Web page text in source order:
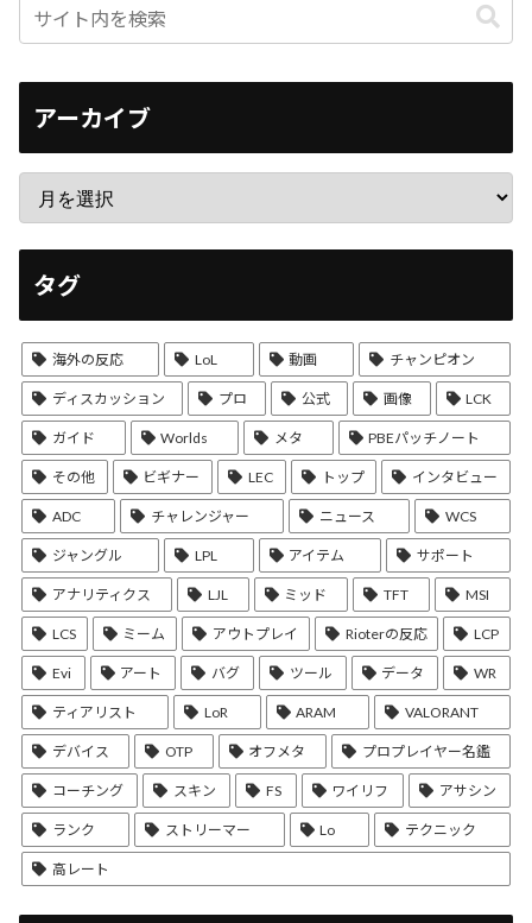
アーカイブ
タグ
海外の反応 LoL 動画 チャンピオン
ディスカッション プロ 公式 画像 LCK
ガイド Worlds メタ PBEパッチノート
その他 ビギナー LEC トップ インタビュー
ADC チャレンジャー ニュース WCS
ジャングル LPL アイテム サポート
アナリティクス LJL ミッド TFT MSI
LCS ミーム アウトプレイ Rioterの反応 LCP
Evi アート バグ ツール データ WR
ティアリスト LoR ARAM VALORANT
デバイス OTP オフメタ プロプレイヤー名鑑
コーチング スキン FS ワイリフ アサシン
ランク ストリーマー Lo テクニック
高レート